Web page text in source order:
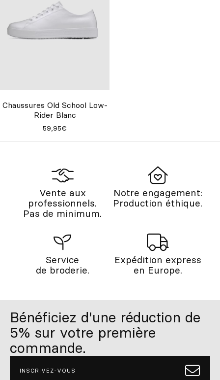
Chaussures Old School Low-
Rider Blanc
59,95€
Vente aux
professionnels.
Pas de minimum.
Notre engagement:
Production éthique.
Service
de broderie.
Expédition express
en Europe.
Bénéficiez d'une réduction de
5% sur votre première
commande.
INSCRIVEZ-VOUS